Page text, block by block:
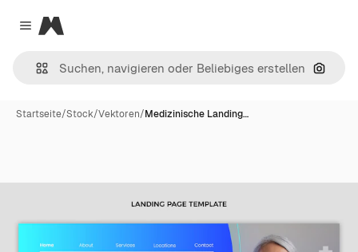
Close menu
Magnific
Nach
Startseite/Stock/Vektoren/Medizinische Landing…